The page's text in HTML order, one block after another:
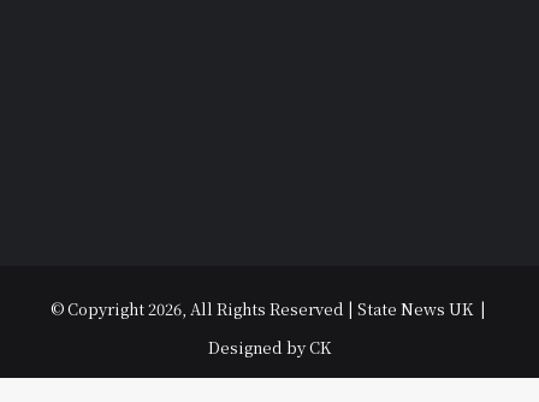
© Copyright 2026, All Rights Reserved | State News UK |
Designed by CK
विधानसभा चुनाव 2022
उत्तराखंड उत्तर प्रदेश धर्म-संस्कृति राजनीति पर्यटन